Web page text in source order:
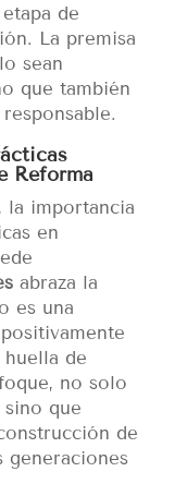
de
La premisa
sean
que también
Reforma
la importancia
en
abraza la
es una
de
no solo
sino que
de
generaciones